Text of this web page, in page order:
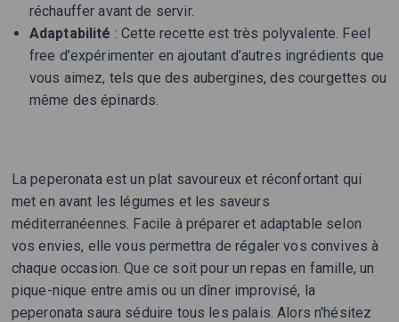
réchauffer avant de servir.
Adaptabilité : Cette recette est très polyvalente. Feel
free d’expérimenter en ajoutant d’autres ingrédients que
vous aimez, tels que des aubergines, des courgettes ou
même des épinards.
La peperonata est un plat savoureux et réconfortant qui
met en avant les légumes et les saveurs
méditerranéennes. Facile à préparer et adaptable selon
vos envies, elle vous permettra de régaler vos convives à
chaque occasion. Que ce soit pour un repas en famille, un
pique-nique entre amis ou un dîner improvisé, la
peperonata saura séduire tous les palais. Alors n'hésitez